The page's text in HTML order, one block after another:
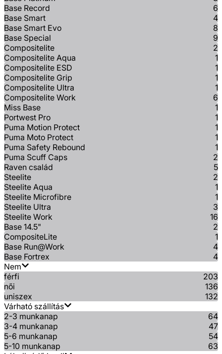
Base Record
6
Base Smart
4
Base Smart Evo
8
Base Special
9
Compositelite
2
Compositelite Aqua
1
Compositelite ESD
1
Compositelite Grip
1
Compositelite Ultra
1
Compositelite Work
6
Miss Base
1
Portwest Pro
1
Puma Motion Protect
1
Puma Moto Protect
1
Puma Safety Rebound
1
Puma Scuff Caps
2
Raven család
5
Steelite
2
Steelite Aqua
1
Steelite Microfibre
1
Steelite Ultra
3
Steelite Work
16
Base 14.5"
2
CompositeLite
1
Base Run@Work
4
Base Fortrex
4
Nem
férfi
203
női
136
uniszex
132
Várható szállítás
2-3 munkanap
64
3-4 munkanap
47
5-6 munkanap
54
5-10 munkanap
63